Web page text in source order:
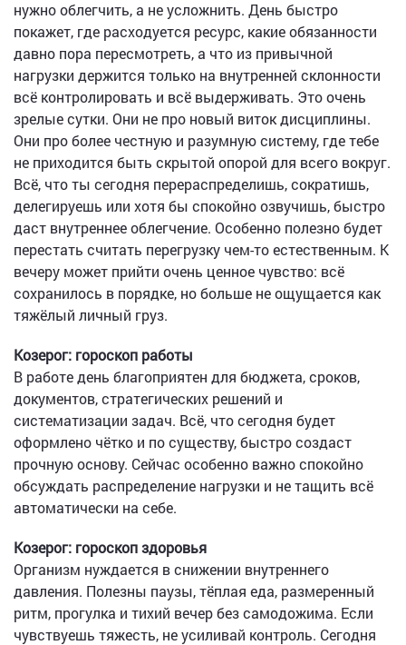
нужно облегчить, а не усложнить. День быстро
покажет, где расходуется ресурс, какие обязанности
давно пора пересмотреть, а что из привычной
нагрузки держится только на внутренней склонности
всё контролировать и всё выдерживать. Это очень
зрелые сутки. Они не про новый виток дисциплины.
Они про более честную и разумную систему, где тебе
не приходится быть скрытой опорой для всего вокруг.
Всё, что ты сегодня перераспределишь, сократишь,
делегируешь или хотя бы спокойно озвучишь, быстро
даст внутреннее облегчение. Особенно полезно будет
перестать считать перегрузку чем-то естественным. К
вечеру может прийти очень ценное чувство: всё
сохранилось в порядке, но больше не ощущается как
тяжёлый личный груз.
Козерог: гороскоп работы
В работе день благоприятен для бюджета, сроков,
документов, стратегических решений и
систематизации задач. Всё, что сегодня будет
оформлено чётко и по существу, быстро создаст
прочную основу. Сейчас особенно важно спокойно
обсуждать распределение нагрузки и не тащить всё
автоматически на себе.
Козерог: гороскоп здоровья
Организм нуждается в снижении внутреннего
давления. Полезны паузы, тёплая еда, размеренный
ритм, прогулка и тихий вечер без самодожима. Если
чувствуешь тяжесть, не усиливай контроль. Сегодня